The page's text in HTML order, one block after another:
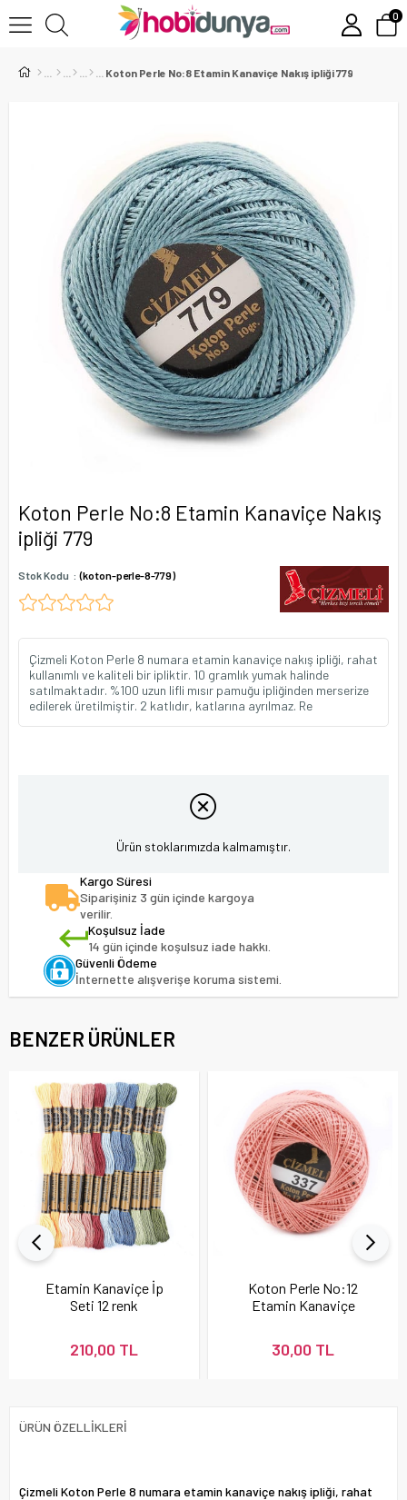
0
Koton Perle No:8 Etamin Kanaviçe Nakış ipliği 779
Koton Perle No:8 Etamin Kanaviçe Nakış
ipliği 779
Stok Kodu (koton-perle-8-779)
Çizmeli Koton Perle 8 numara etamin kanaviçe nakış ipliği, rahat
kullanımlı ve kaliteli bir ipliktir. 10 gramlık yumak halinde
satılmaktadır. %100 uzun lifli mısır pamuğu ipliğinden merserize
edilerek üretilmiştir. 2 katlıdır, katlarına ayrılmaz. Re
Ürün stoklarımızda kalmamıştır.
Kargo Süresi
Siparişiniz 3 gün içinde kargoya
verilir.
Koşulsuz İade
14 gün içinde koşulsuz iade hakkı.
Güvenli Ödeme
İnternette alışverişe koruma sistemi.
BENZER ÜRÜNLER
Etamin Kanaviçe İp
Seti 12 renk
210,00 TL
Koton Perle No:12
Etamin Kanaviçe
30,00 TL
ÜRÜN ÖZELLIKLERI
Çizmeli Koton Perle 8 numara etamin kanaviçe nakış ipliği, rahat